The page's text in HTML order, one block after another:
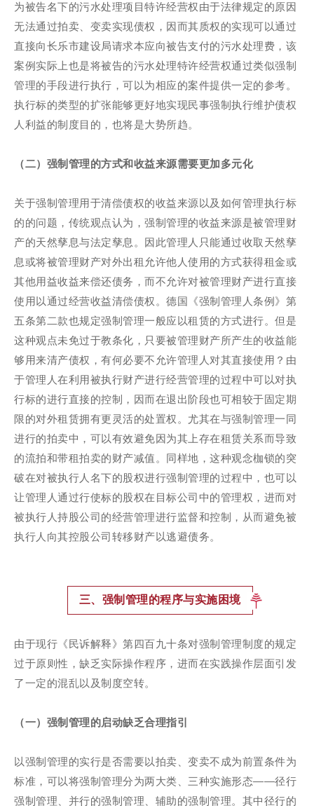
为被告名下的污水处理项目特许经营权由于法律规定的原因
无法通过拍卖、变卖实现债权，因而其质权的实现可以通过
直接向长乐市建设局请求本应向被告支付的污水处理费，该
案例实际上也是将被告的污水处理特许经营权通过类似强制
管理的手段进行执行，可以为相应的案件提供一定的参考。
执行标的类型的扩张能够更好地实现民事强制执行维护债权
人利益的制度目的，也将是大势所趋。
（二）强制管理的方式和收益来源需要更加多元化
关于强制管理用于清偿债权的收益来源以及如何管理执行标
的的问题，传统观点认为，强制管理的收益来源是被管理财
产的天然孳息与法定孳息。因此管理人只能通过收取天然孳
息或将被管理财产对外出租允许他人使用的方式获得租金或
其他用益收益来偿还债务，而不允许对被管理财产进行直接
使用以通过经营收益清偿债权。德国《强制管理人条例》第
五条第二款也规定强制管理一般应以租赁的方式进行。但是
这种观点未免过于教条化，只要被管理财产所产生的收益能
够用来清产债权，有何必要不允许管理人对其直接使用？由
于管理人在利用被执行财产进行经营管理的过程中可以对执
行标的进行直接的控制，因而在退出阶段也可相较于固定期
限的对外租赁拥有更灵活的处置权。尤其在与强制管理一同
进行的拍卖中，可以有效避免因为其上存在租赁关系而导致
的流拍和带租拍卖的财产减值。同样地，这种观念枷锁的突
破在对被执行人名下的股权进行强制管理的过程中，也可以
让管理人通过行使标的股权在目标公司中的管理权，进而对
被执行人持股公司的经营管理进行监督和控制，从而避免被
执行人向其控股公司转移财产以逃避债务。
三、强制管理的程序与实施困境
由于现行《民诉解释》第四百九十条对强制管理制度的规定
过于原则性，缺乏实际操作程序，进而在实践操作层面引发
了一定的混乱以及制度空转。
（一）强制管理的启动缺乏合理指引
以强制管理的实行是否需要以拍卖、变卖不成为前置条件为
标准，可以将强制管理分为两大类、三种实施形态——径行
强制管理、并行的强制管理、辅助的强制管理。其中径行的